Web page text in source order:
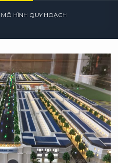
MÔ HÌNH QUY HOẠCH